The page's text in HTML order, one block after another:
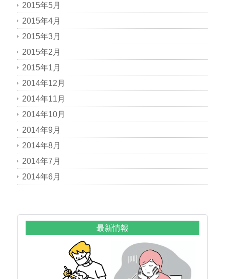
2015年5月
2015年4月
2015年3月
2015年2月
2015年1月
2014年12月
2014年11月
2014年10月
2014年9月
2014年8月
2014年7月
2014年6月
最新情報